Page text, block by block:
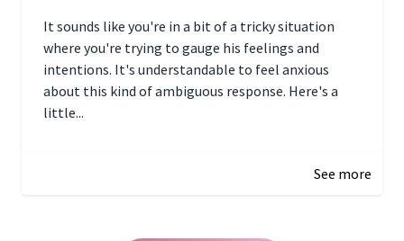
It sounds like you're in a bit of a tricky situation
where you're trying to gauge his feelings and
intentions. It's understandable to feel anxious
about this kind of ambiguous response. Here's a
little...
See more